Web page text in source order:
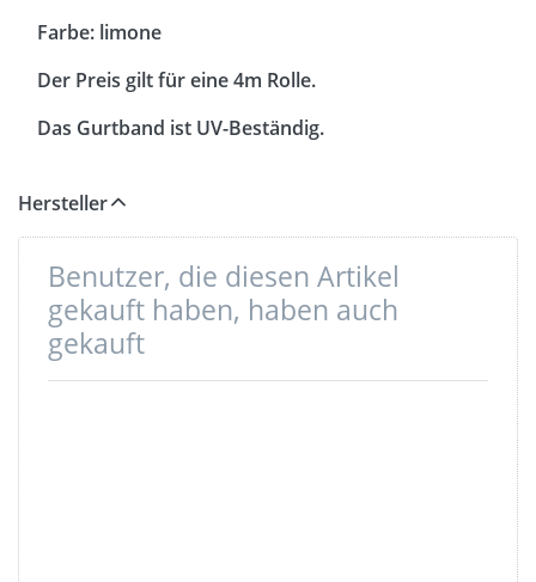
Farbe: limone
Der Preis gilt für eine 4m Rolle.
Das Gurtband ist UV-Beständig.
Hersteller
Benutzer, die diesen Artikel
gekauft haben, haben auch
gekauft